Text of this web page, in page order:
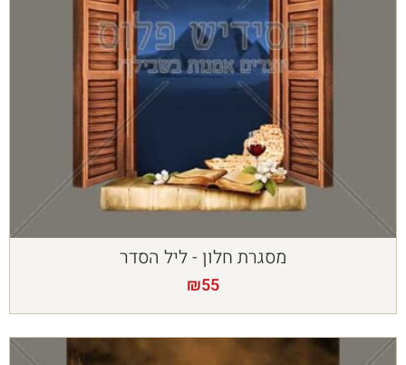
מסגרת חלון - ליל הסדר
₪55